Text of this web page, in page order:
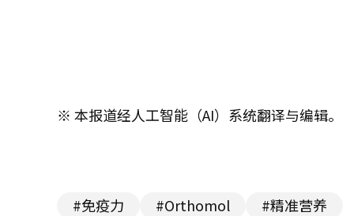
※ 本报道经人工智能（AI）系统翻译与编辑。
#免疫力 #Orthomol #精准营养